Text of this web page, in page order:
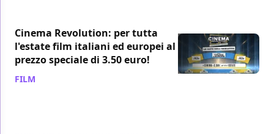
Cinema Revolution: per tutta
l'estate film italiani ed europei al
prezzo speciale di 3.50 euro!
FILM